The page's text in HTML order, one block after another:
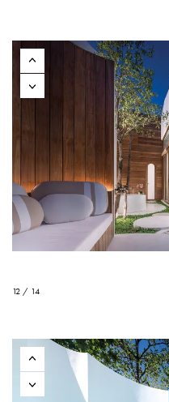
12 / 14